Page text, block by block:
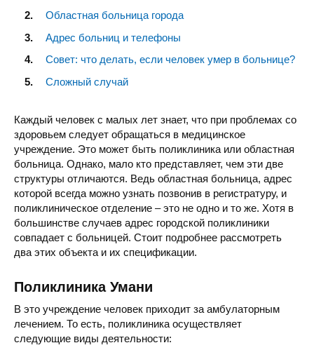
Областная больница города
Адрес больниц и телефоны
Совет: что делать, если человек умер в больнице?
Сложный случай
Каждый человек с малых лет знает, что при проблемах со
здоровьем следует обращаться в медицинское
учреждение. Это может быть поликлиника или областная
больница. Однако, мало кто представляет, чем эти две
структуры отличаются. Ведь областная больница, адрес
которой всегда можно узнать позвонив в регистратуру, и
поликлиническое отделение – это не одно и то же. Хотя в
большинстве случаев адрес городской поликлиники
совпадает с больницей. Стоит подробнее рассмотреть
два этих объекта и их спецификации.
Поликлиника Умани
В это учреждение человек приходит за амбулаторным
лечением. То есть, поликлиника осуществляет
следующие виды деятельности: